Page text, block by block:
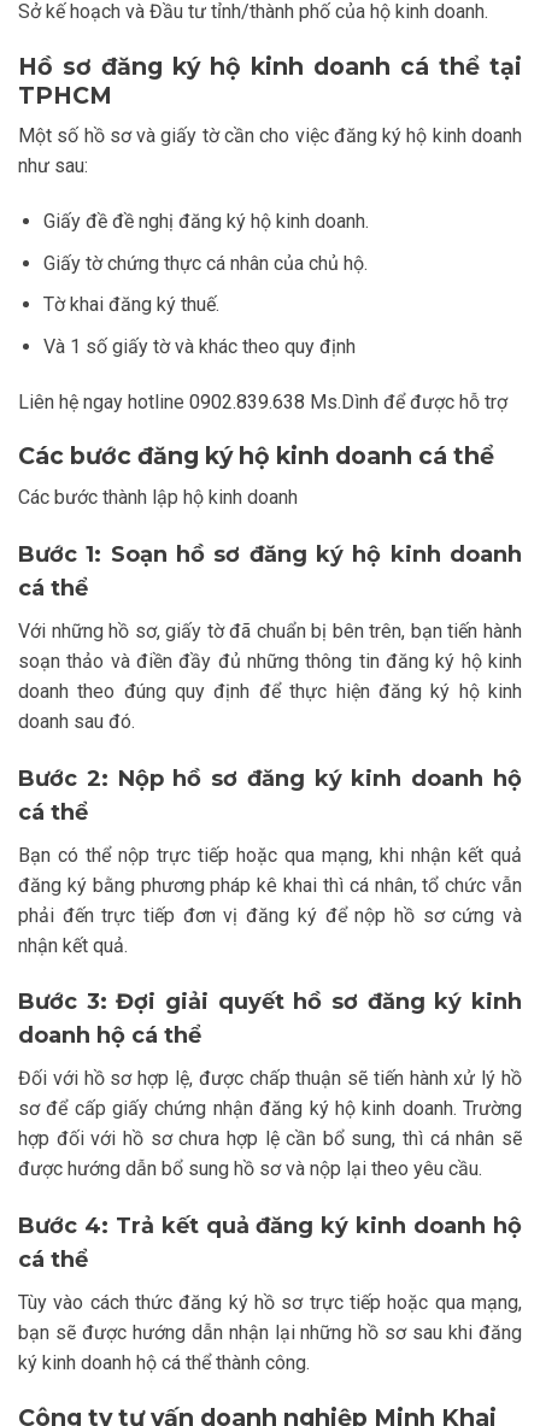
Sở kế hoạch và Đầu tư tỉnh/thành phố của hộ kinh doanh.
Hồ sơ đăng ký hộ kinh doanh cá thể tại
TPHCM
Một số hồ sơ và giấy tờ cần cho việc đăng ký hộ kinh doanh
như sau:
Giấy đề đề nghị đăng ký hộ kinh doanh.
Giấy tờ chứng thực cá nhân của chủ hộ.
Tờ khai đăng ký thuế.
Và 1 số giấy tờ và khác theo quy định
Liên hệ ngay hotline 0902.839.638 Ms.Dình để được hỗ trợ
Các bước đăng ký hộ kinh doanh cá thể
Các bước thành lập hộ kinh doanh
Bước 1: Soạn hồ sơ đăng ký hộ kinh doanh
cá thể
Với những hồ sơ, giấy tờ đã chuẩn bị bên trên, bạn tiến hành
soạn thảo và điền đầy đủ những thông tin đăng ký hộ kinh
doanh theo đúng quy định để thực hiện đăng ký hộ kinh
doanh sau đó.
Bước 2: Nộp hồ sơ đăng ký kinh doanh hộ
cá thể
Bạn có thể nộp trực tiếp hoặc qua mạng, khi nhận kết quả
đăng ký bằng phương pháp kê khai thì cá nhân, tổ chức vẫn
phải đến trực tiếp đơn vị đăng ký để nộp hồ sơ cứng và
nhận kết quả.
Bước 3: Đợi giải quyết hồ sơ đăng ký kinh
doanh hộ cá thể
Đối với hồ sơ hợp lệ, được chấp thuận sẽ tiến hành xử lý hồ
sơ để cấp giấy chứng nhận đăng ký hộ kinh doanh. Trường
hợp đối với hồ sơ chưa hợp lệ cần bổ sung, thì cá nhân sẽ
được hướng dẫn bổ sung hồ sơ và nộp lại theo yêu cầu.
Bước 4: Trả kết quả đăng ký kinh doanh hộ
cá thể
Tùy vào cách thức đăng ký hồ sơ trực tiếp hoặc qua mạng,
bạn sẽ được hướng dẫn nhận lại những hồ sơ sau khi đăng
ký kinh doanh hộ cá thể thành công.
Công ty tư vấn doanh nghiệp Minh Khai